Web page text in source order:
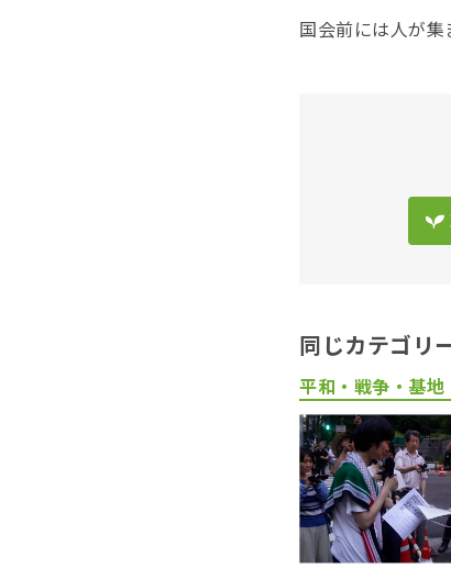
国会前には人が集
同じカテゴリ
平和・戦争・基地